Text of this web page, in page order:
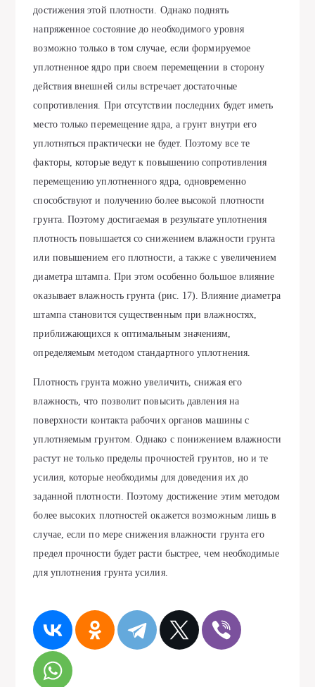
достижения этой плотности. Однако поднять
напряженное состояние до необходимого уровня
возможно только в том случае, если формируемое
уплотненное ядро при своем перемещении в сторону
действия внешней силы встречает достаточные
сопротивления. При отсутствии последних будет иметь
место только перемещение ядра, а грунт внутри его
уплотняться практически не будет. Поэтому все те
факторы, которые ведут к повышению сопротивления
перемещению уплотненного ядра, одновременно
способствуют и получению более высокой плотности
грунта. Поэтому достигаемая в результате уплотнения
плотность повышается со снижением влажности грунта
или повышением его плотности, а также с увеличением
диаметра штампа. При этом особенно большое влияние
оказывает влажность грунта (рис. 17). Влияние диаметра
штампа становится существенным при влажностях,
приближающихся к оптимальным значениям,
определяемым методом стандартного уплотнения.
Плотность грунта можно увеличить, снижая его
влажность, что позволит повысить давления на
поверхности контакта рабочих органов машины с
уплотняемым грунтом. Однако с понижением влажности
растут не только пределы прочностей грунтов, но и те
усилия, которые необходимы для доведения их до
заданной плотности. Поэтому достижение этим методом
более высоких плотностей окажется возможным лишь в
случае, если по мере снижения влажности грунта его
предел прочности будет расти быстрее, чем необходимые
для уплотнения грунта усилия.